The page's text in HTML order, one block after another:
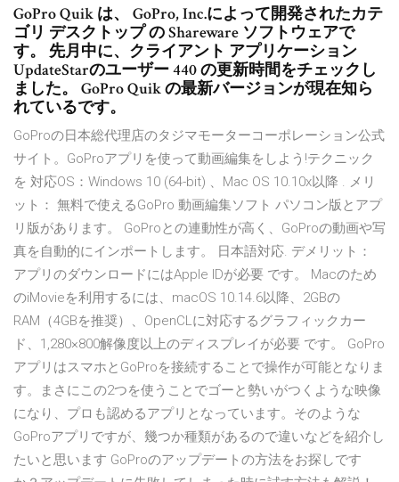
GoPro Quik は、 GoPro, Inc.によって開発されたカテ
ゴリ デスクトップ の Shareware ソフトウェアで
す。 先月中に、クライアント アプリケーション
UpdateStarのユーザー 440 の更新時間をチェックし
ました。 GoPro Quik の最新バージョンが現在知ら
れているです。
GoProの日本総代理店のタジマモーターコーポレーション公式
サイト。GoProアプリを使って動画編集をしよう!テクニック
を 対応OS：Windows 10 (64-bit) 、Mac OS 10.10x以降 . メリ
ット： 無料で使えるGoPro 動画編集ソフト パソコン版とアプ
リ版があります。 GoProとの連動性が高く、GoProの動画や写
真を自動的にインポートします。 日本語対応. デメリット：
アプリのダウンロードにはApple IDが必要 です。 Macのため
のiMovieを利用するには、macOS 10.14.6以降、2GBの
RAM（4GBを推奨）、OpenCLに対応するグラフィックカー
ド、1,280×800解像度以上のディスプレイが必要 です。 GoPro
アプリはスマホとGoProを接続することで操作が可能となりま
す。まさにこの2つを使うことでゴーと勢いがつくような映像
になり、プロも認めるアプリとなっています。そのような
GoProアプリですが、幾つか種類があるので違いなどを紹介し
たいと思います GoProのアップデートの方法をお探しです